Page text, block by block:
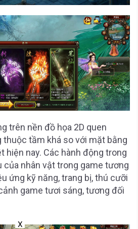
trên nền đồ họa 2D quen
tầm khá so với mặt bằng
hiện nay. Các hành động trong
của nhân vật trong game tương
ứng kỹ năng, trang bị, thú cưỡi
game tươi sáng, tương đối
X